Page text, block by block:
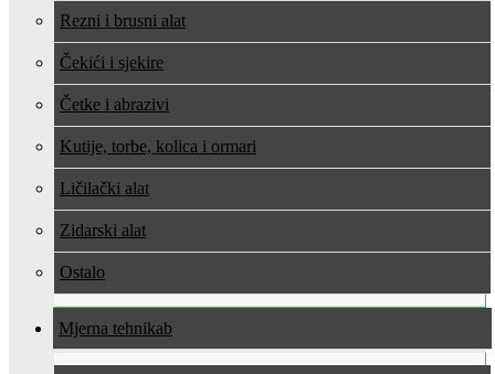
Rezni i brusni alat
Čekići i sjekire
Četke i abrazivi
Kutije, torbe, kolica i ormari
Ličilački alat
Zidarski alat
Ostalo
Mjerna tehnika